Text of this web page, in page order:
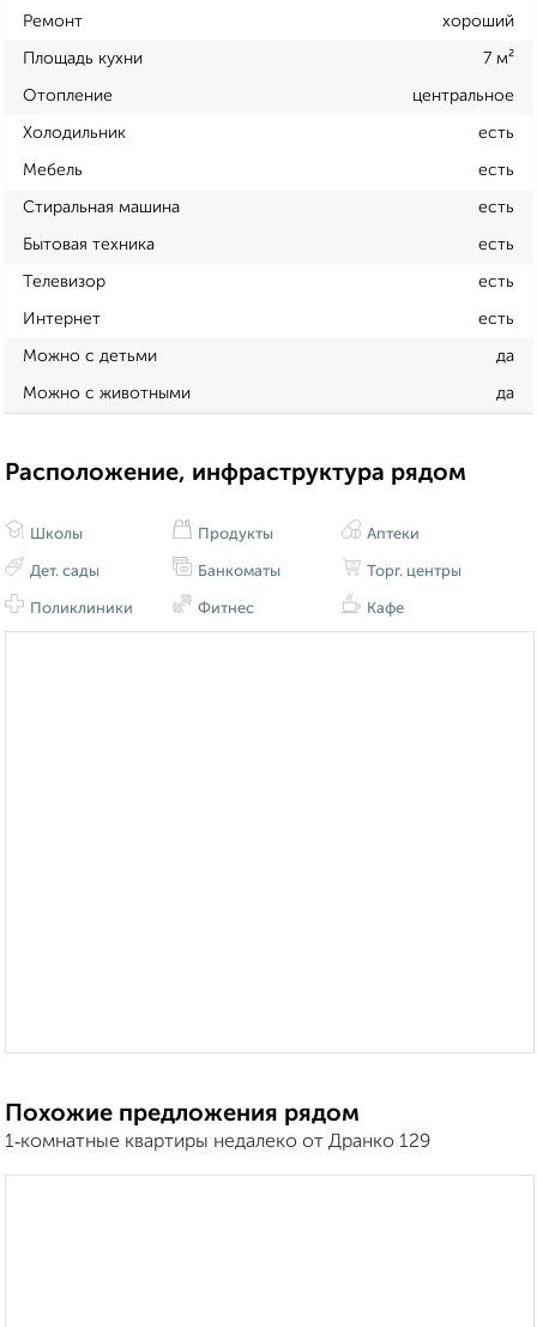
Ремонт хороший
Площадь кухни 7 м²
Отопление центральное
Холодильник есть
Мебель есть
Стиральная машина есть
Бытовая техника есть
Телевизор есть
Интернет есть
Можно с детьми да
Можно с животными да
Расположение, инфраструктура рядом
Школы
Дет. сады
Поликлиники
Продукты
Банкоматы
Фитнес
Аптеки
Торг. центры
Кафе
Похожие предложения рядом
1‑комнатные квартиры недалеко от Дранко 129